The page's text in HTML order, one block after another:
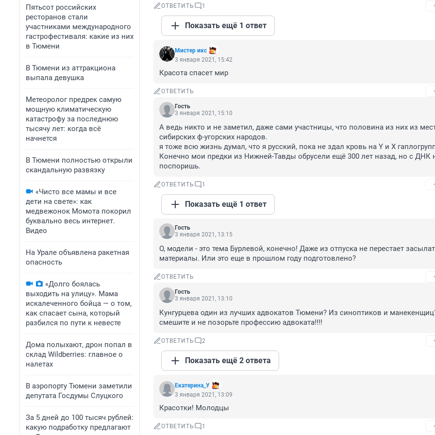
Пятьсот российских
ресторанов стали
участниками международного
гастрофестиваля: какие из них
в Тюмени
В Тюмени из аттракциона
выпала девушка
Метеоролог предрек самую
мощную климатическую
катастрофу за последнюю
тысячу лет: когда всё
начнется
В Тюмени полностью открыли
скандальную развязку
«Чисто все мамы и все
дети на свете»: как
медвежонок Момота покорил
буквально весь интернет.
Видео
На Урале объявлена ракетная
опасность
«Долго боялась
выходить на улицу». Мама
искалеченного бойца — о том,
как спасает сына, который
разбился по пути к невесте
Дома полыхают, дрон попал в
склад Wildberries: главное о
налетах
В аэропорту Тюмени заметили
депутата Госдумы Слуцкого
За 5 дней до 100 тысяч рублей:
какую подработку предлагают
ОТВЕТИТЬ 1
Показать ещё 1 ответ
Мистер икс
3 января 2021, 15:42
Красота спасет мир
ОТВЕТИТЬ
Гость
3 января 2021, 15:10
А ведь никто и не заметил, даже сами участницы, что половина из них из
сибирских ф-угорских народов.
я тоже всю жизнь думал, что я русский, пока не здал кровь на Y и X
Конечно мои предки из Нижней-Тавды обрусели ещё 300 лет назад, но с ДНК
поспоришь.
ОТВЕТИТЬ 1
Показать ещё 1 ответ
Гость
3 января 2021, 13:15
О, модели - это тема Бурлевой, конечно! Даже из отпуска не перестает
материалы. Или это еще в прошлом году подготовлено?
ОТВЕТИТЬ
Гость
3 января 2021, 13:10
Кунгурцева один из лучших адвокатов Тюмени? Из синоптиков и
смешите и не позорьте профессию адвоката!!!!
ОТВЕТИТЬ 2
Показать ещё 2 ответа
Екатерина_У
3 января 2021, 13:09
Красотки! Молодцы
ОТВЕТИТЬ 1